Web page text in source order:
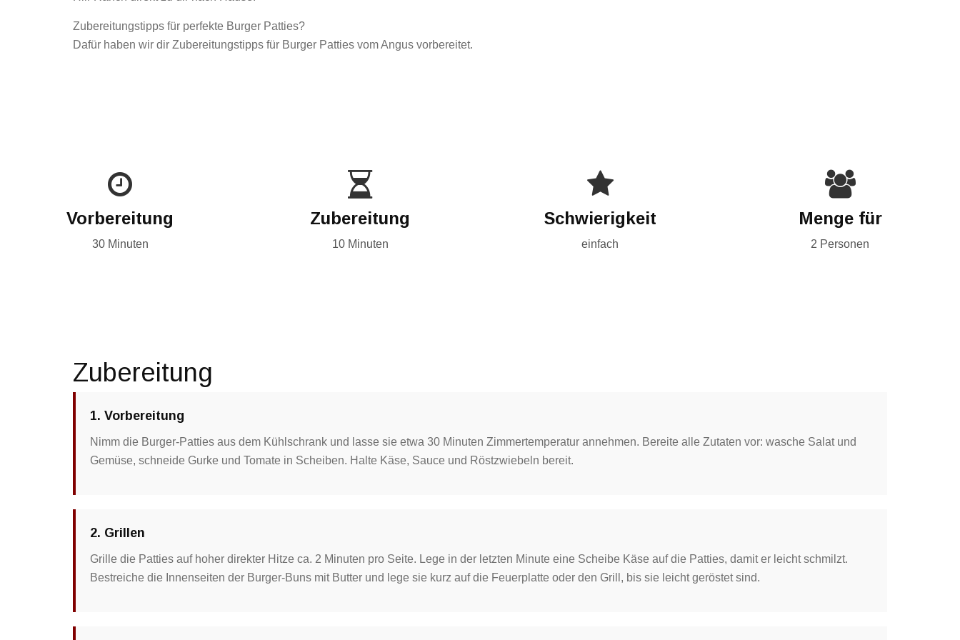
Zubereitungstipps für perfekte Burger Patties?
Dafür haben wir dir Zubereitungstipps für Burger Patties vom Angus vorbereitet.
Vorbereitung
30 Minuten
Zubereitung
10 Minuten
Schwierigkeit
einfach
Menge für
2 Personen
Zubereitung
1. Vorbereitung
Nimm die Burger-Patties aus dem Kühlschrank und lasse sie etwa 30 Minuten Zimmertemperatur annehmen. Bereite alle Zutaten vor: wasche Salat und
Gemüse, schneide Gurke und Tomate in Scheiben. Halte Käse, Sauce und Röstzwiebeln bereit.
2. Grillen
Grille die Patties auf hoher direkter Hitze ca. 2 Minuten pro Seite. Lege in der letzten Minute eine Scheibe Käse auf die Patties, damit er leicht schmilzt.
Bestreiche die Innenseiten der Burger-Buns mit Butter und lege sie kurz auf die Feuerplatte oder den Grill, bis sie leicht geröstet sind.